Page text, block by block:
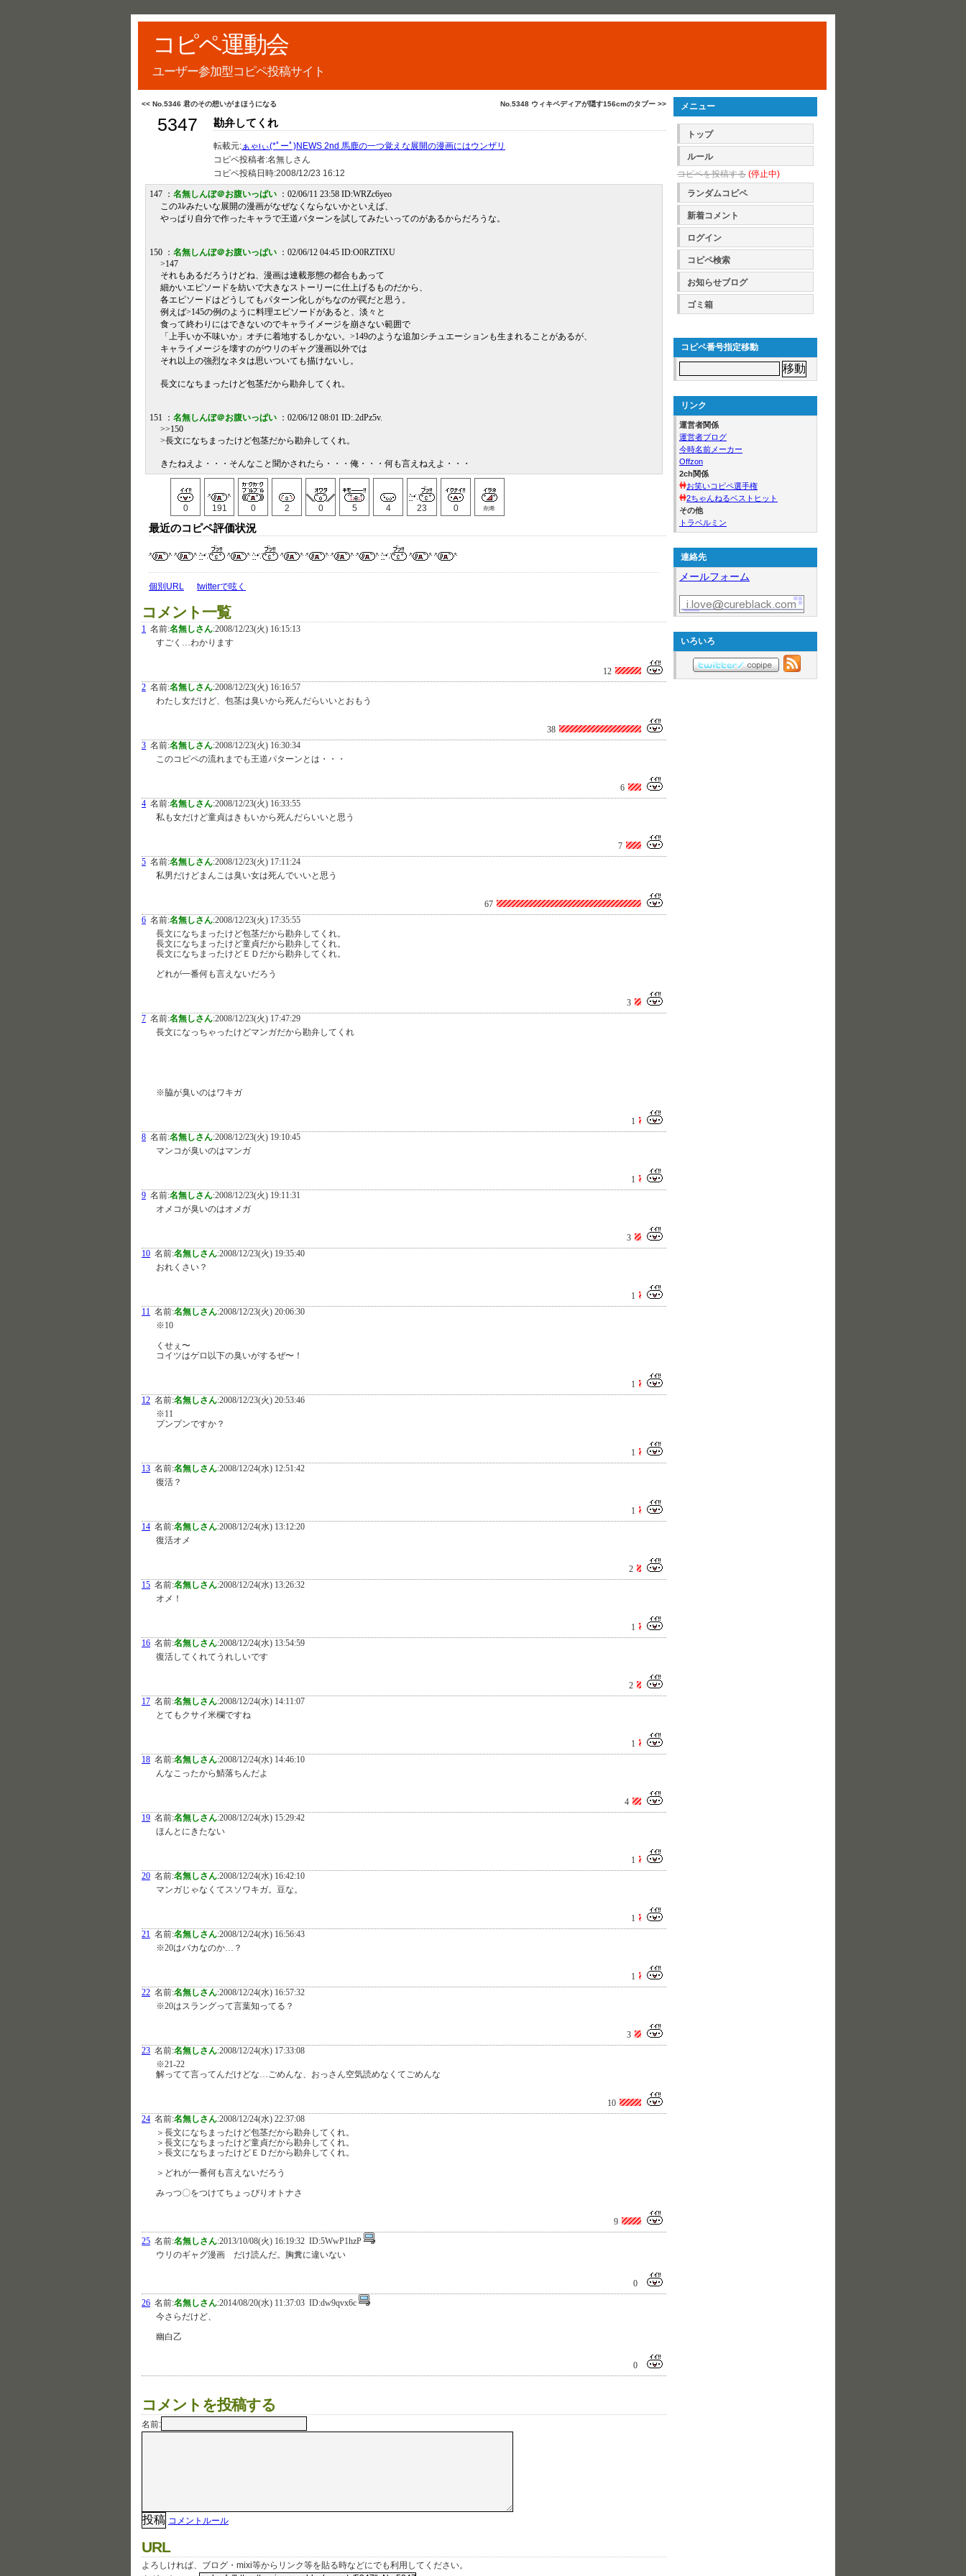
コピペ運動会
ユーザー参加型コピペ投稿サイト
No.5348 ウィキペディアが隠す156cmのタブー >>
<< No.5346 君のその想いがまほうになる
5347 勘弁してくれ
転載元:ぁゃιぃ(*ﾟーﾟ)NEWS 2nd 馬鹿の一つ覚えな展開の漫画にはウンザリ
コピペ投稿者:名無しさん
コピペ投稿日時:2008/12/23 16:12
147 ： 名無しんぼ＠お腹いっぱい ：02/06/11 23:58 ID:WRZc6yeo
このｽﾚみたいな展開の漫画がなぜなくならないかといえば、
やっぱり自分で作ったキャラで王道パターンを試してみたいってのがあるからだろうな。
150 ： 名無しんぼ＠お腹いっぱい ：02/06/12 04:45 ID:O0RZTfXU
>147
それもあるだろうけどね、漫画は連載形態の都合もあって
細かいエピソードを紡いで大きなストーリーに仕上げるものだから、
各エピソードはどうしてもパターン化しがちなのが罠だと思う。
例えば>145の例のように料理エピソードがあると、淡々と
食って終わりにはできないのでキャライメージを崩さない範囲で
「上手いか不味いか」オチに着地するしかない。>149のような追加シチュエーションも生まれることがあるが、
キャライメージを壊すのがウリのギャグ漫画以外では
それ以上の強烈なネタは思いついても描けないし。
長文になちまったけど包茎だから勘弁してくれ。
151 ： 名無しんぼ＠お腹いっぱい ：02/06/12 08:01 ID:.2dPz5v.
>>150
>長文になちまったけど包茎だから勘弁してくれ。
きたねえよ・・・そんなこと聞かされたら・・・俺・・・何も言えねえよ・・・
0 191 0 2 0 5 4 23 0 削希
最近のコピペ評価状況
個別URL twitterで呟く
コメント一覧
1 名前:名無しさん:2008/12/23(火) 16:15:13
すごく…わかります
12
2 名前:名無しさん:2008/12/23(火) 16:16:57
わたし女だけど、包茎は臭いから死んだらいいとおもう
38
3 名前:名無しさん:2008/12/23(火) 16:30:34
このコピペの流れまでも王道パターンとは・・・
6
4 名前:名無しさん:2008/12/23(火) 16:33:55
私も女だけど童貞はきもいから死んだらいいと思う
7
5 名前:名無しさん:2008/12/23(火) 17:11:24
私男だけどまんこは臭い女は死んでいいと思う
67
6 名前:名無しさん:2008/12/23(火) 17:35:55
長文になちまったけど包茎だから勘弁してくれ。
長文になちまったけど童貞だから勘弁してくれ。
長文になちまったけどＥＤだから勘弁してくれ。
どれが一番何も言えないだろう
3
7 名前:名無しさん:2008/12/23(火) 17:47:29
長文になっちゃったけどマンガだから勘弁してくれ
※脇が臭いのはワキガ
1
8 名前:名無しさん:2008/12/23(火) 19:10:45
マンコが臭いのはマンガ
1
9 名前:名無しさん:2008/12/23(火) 19:11:31
オメコが臭いのはオメガ
3
10 名前:名無しさん:2008/12/23(火) 19:35:40
おれくさい？
1
11 名前:名無しさん:2008/12/23(火) 20:06:30
※10
くせぇ〜
コイツはゲロ以下の臭いがするぜ〜！
1
12 名前:名無しさん:2008/12/23(火) 20:53:46
※11
プンプンですか？
1
13 名前:名無しさん:2008/12/24(水) 12:51:42
復活？
1
14 名前:名無しさん:2008/12/24(水) 13:12:20
復活オメ
2
15 名前:名無しさん:2008/12/24(水) 13:26:32
オメ！
1
16 名前:名無しさん:2008/12/24(水) 13:54:59
復活してくれてうれしいです
2
17 名前:名無しさん:2008/12/24(水) 14:11:07
とてもクサイ米欄ですね
1
18 名前:名無しさん:2008/12/24(水) 14:46:10
んなこったから鯖落ちんだよ
4
19 名前:名無しさん:2008/12/24(水) 15:29:42
ほんとにきたない
1
20 名前:名無しさん:2008/12/24(水) 16:42:10
マンガじゃなくてスソワキガ。豆な。
1
21 名前:名無しさん:2008/12/24(水) 16:56:43
※20はバカなのか…？
1
22 名前:名無しさん:2008/12/24(水) 16:57:32
※20はスラングって言葉知ってる？
3
23 名前:名無しさん:2008/12/24(水) 17:33:08
※21-22
解ってて言ってんだけどな…ごめんな、おっさん空気読めなくてごめんな
10
24 名前:名無しさん:2008/12/24(水) 22:37:08
＞長文になちまったけど包茎だから勘弁してくれ。
＞長文になちまったけど童貞だから勘弁してくれ。
＞長文になちまったけどＥＤだから勘弁してくれ。
＞どれが一番何も言えないだろう
みっつ〇をつけてちょっぴりオトナさ
9
25 名前:名無しさん:2013/10/08(火) 16:19:32 ID:5WwP1hzP
ウリのギャグ漫画 だけ読んだ。胸糞に違いない
0
26 名前:名無しさん:2014/08/20(水) 11:37:03 ID:dw9qvx6c
今さらだけど、
幽白乙
0
コメントを投稿する
名前:
コメントルール
URL
よろしければ、ブログ・mixi等からリンク等を貼る時などにでも利用してください。
メニュー
トップ
ルール
コピペを投稿する (停止中)
ランダムコピペ
新着コメント
ログイン
コピペ検索
お知らせブログ
ゴミ箱
コピペ番号指定移動
リンク
運営者関係
運営者ブログ
今時名前メーカー
Offzon
2ch関係
お笑いコピペ選手権
2ちゃんねるベストヒット
その他
トラベルミン
連絡先
メールフォーム
いろいろ